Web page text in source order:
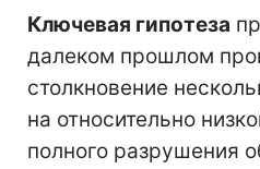
Ключевая гипотеза
далеком прошлом
столкновение
на относительно
полного разрушения